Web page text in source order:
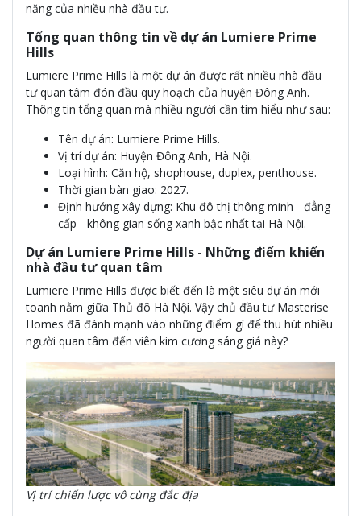
năng của nhiều nhà đầu tư.
Tổng quan thông tin về dự án Lumiere Prime
Hills
Lumiere Prime Hills là một dự án được rất nhiều nhà đầu
tư quan tâm đón đầu quy hoạch của huyện Đông Anh.
Thông tin tổng quan mà nhiều người cần tìm hiểu như sau:
Tên dự án: Lumiere Prime Hills.
Vị trí dự án: Huyện Đông Anh, Hà Nội.
Loại hình: Căn hộ, shophouse, duplex, penthouse.
Thời gian bàn giao: 2027.
Định hướng xây dựng: Khu đô thị thông minh - đẳng
cấp - không gian sống xanh bậc nhất tại Hà Nội.
Dự án Lumiere Prime Hills - Những điểm khiến
nhà đầu tư quan tâm
Lumiere Prime Hills được biết đến là một siêu dự án mới
toanh nằm giữa Thủ đô Hà Nội. Vậy chủ đầu tư Masterise
Homes đã đánh mạnh vào những điểm gì để thu hút nhiều
người quan tâm đến viên kim cương sáng giá này?
Vị trí chiến lược vô cùng đắc địa